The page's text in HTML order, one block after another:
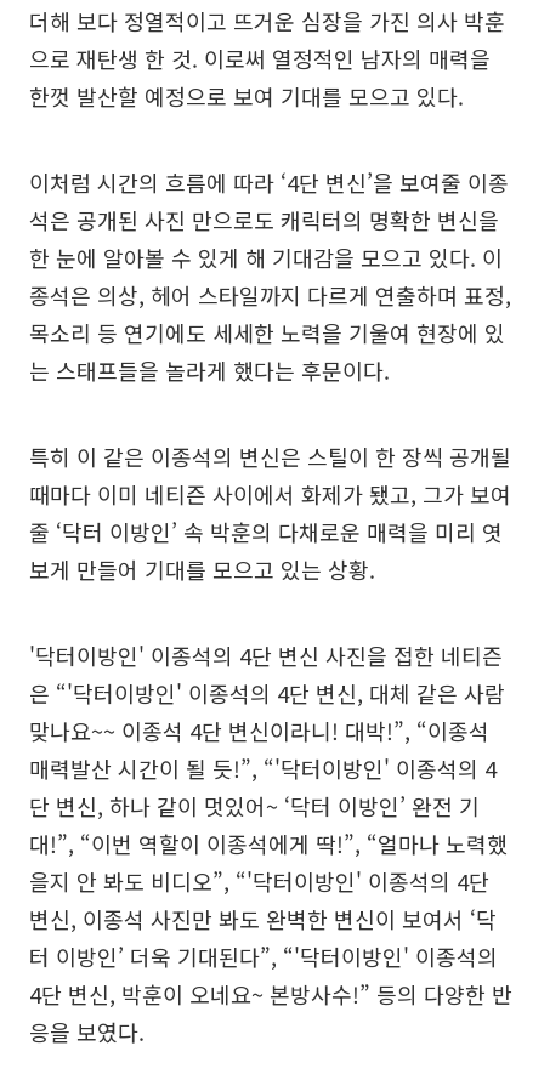
더해 보다 정열적이고 뜨거운 심장을 가진 의사 박훈
으로 재탄생 한 것. 이로써 열정적인 남자의 매력을
한껏 발산할 예정으로 보여 기대를 모으고 있다.
이처럼 시간의 흐름에 따라 ‘4단 변신’을 보여줄 이종
석은 공개된 사진 만으로도 캐릭터의 명확한 변신을
한 눈에 알아볼 수 있게 해 기대감을 모으고 있다. 이
종석은 의상, 헤어 스타일까지 다르게 연출하며 표정,
목소리 등 연기에도 세세한 노력을 기울여 현장에 있
는 스태프들을 놀라게 했다는 후문이다.
특히 이 같은 이종석의 변신은 스틸이 한 장씩 공개될
때마다 이미 네티즌 사이에서 화제가 됐고, 그가 보여
줄 ‘닥터 이방인’ 속 박훈의 다채로운 매력을 미리 엿
보게 만들어 기대를 모으고 있는 상황.
'닥터이방인' 이종석의 4단 변신 사진을 접한 네티즌
은 “'닥터이방인' 이종석의 4단 변신, 대체 같은 사람
맞나요~~ 이종석 4단 변신이라니! 대박!”, “이종석
매력발산 시간이 될 듯!”, “'닥터이방인' 이종석의 4
단 변신, 하나 같이 멋있어~ ‘닥터 이방인’ 완전 기
대!”, “이번 역할이 이종석에게 딱!”, “얼마나 노력했
을지 안 봐도 비디오”, “'닥터이방인' 이종석의 4단
변신, 이종석 사진만 봐도 완벽한 변신이 보여서 ‘닥
터 이방인’ 더욱 기대된다”, “'닥터이방인' 이종석의
4단 변신, 박훈이 오네요~ 본방사수!” 등의 다양한 반
응을 보였다.